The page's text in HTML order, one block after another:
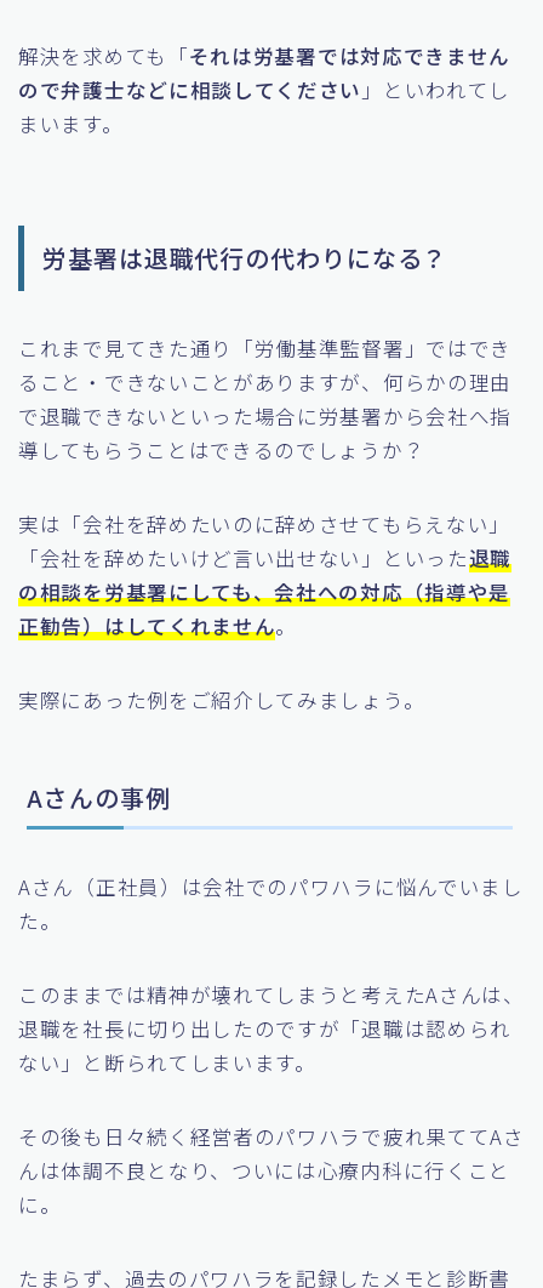
解決を求めても「それは労基署では対応できません
ので弁護士などに相談してください 」といわれてし
まいます。
労基署は退職代行の代わりになる？
これまで見てきた通り「労働基準監督署」ではでき
ること・できないことがありますが、何らかの理由
で退職できないといった場合に労基署から会社へ指
導してもらうことはできるのでしょうか？
実は「会社を辞めたいのに辞めさせてもらえない」
「会社を辞めたいけど言い出せない」といった退職
の相談を労基署にしても、会社への対応（指導や是
正勧告）はしてくれません。
実際にあった例をご紹介してみましょう。
Aさんの事例
Aさん（正社員）は会社でのパワハラに悩んでいまし
た。
このままでは精神が壊れてしまうと考えたAさんは、
退職を社長に切り出したのですが「退職は認められ
ない」と断られてしまいます。
その後も日々続く経営者のパワハラで疲れ果ててAさ
んは体調不良となり、ついには心療内科に行くこと
に。
たまらず、過去のパワハラを記録したメモと診断書